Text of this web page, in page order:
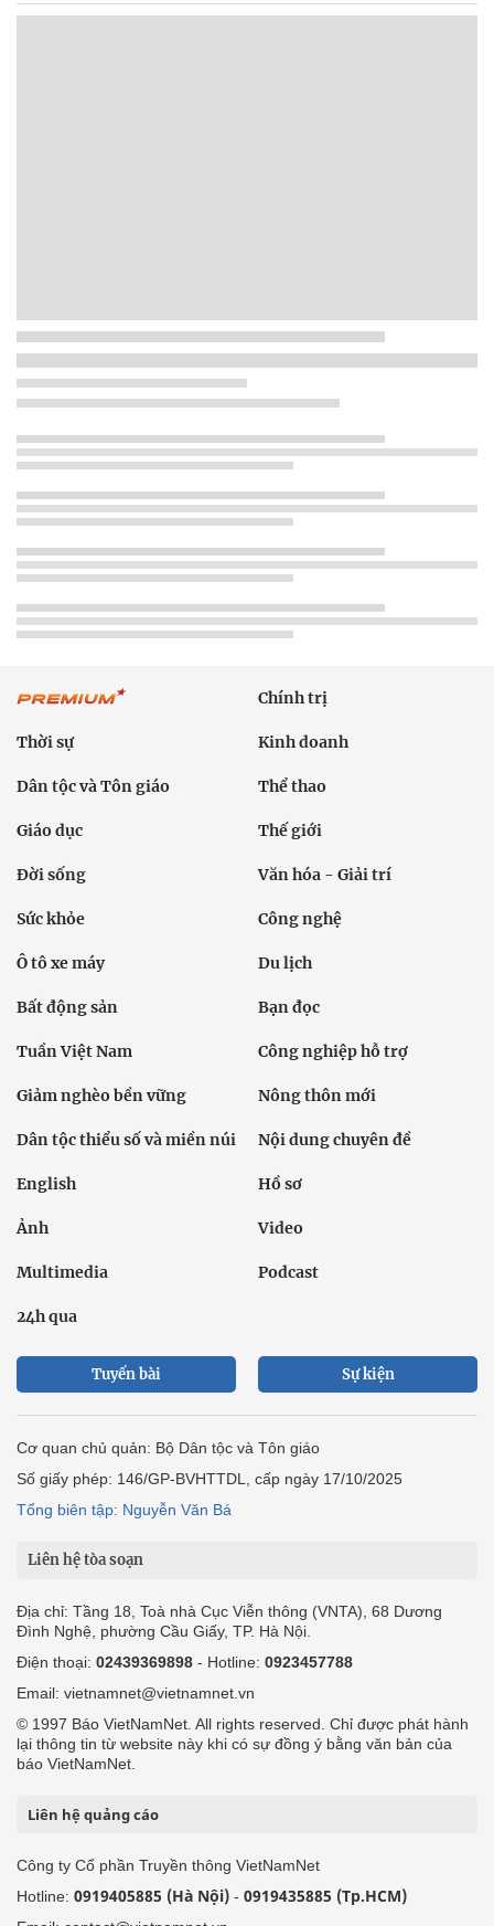
Chính trị
Thời sự Kinh doanh
Dân tộc và Tôn giáo Thể thao
Giáo dục Thế giới
Đời sống Văn hóa - Giải trí
Sức khỏe Công nghệ
Ô tô xe máy Du lịch
Bất động sản Bạn đọc
Tuần Việt Nam Công nghiệp hỗ trợ
Giảm nghèo bền vững Nông thôn mới
Dân tộc thiểu số và miền núi Nội dung chuyên đề
English Hồ sơ
Ảnh Video
Multimedia Podcast
24h qua
Tuyến bài Sự kiện
Cơ quan chủ quản: Bộ Dân tộc và Tôn giáo
Số giấy phép: 146/GP-BVHTTDL, cấp ngày 17/10/2025
Tổng biên tập: Nguyễn Văn Bá
Liên hệ tòa soạn
Địa chỉ: Tầng 18, Toà nhà Cục Viễn thông (VNTA), 68 Dương
Đình Nghệ, phường Cầu Giấy, TP. Hà Nội.
Điện thoại: 02439369898 - Hotline: 0923457788
Email: vietnamnet@vietnamnet.vn
© 1997 Báo VietNamNet. All rights reserved. Chỉ được phát hành
lại thông tin từ website này khi có sự đồng ý bằng văn bản của
báo VietNamNet.
Liên hệ quảng cáo
Công ty Cổ phần Truyền thông VietNamNet
Hotline: 0919405885 (Hà Nội) - 0919435885 (Tp.HCM)